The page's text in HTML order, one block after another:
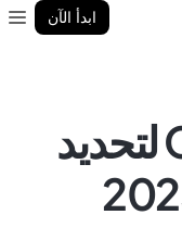
ابدأ الآن
استخدام ClickUp لتحديد